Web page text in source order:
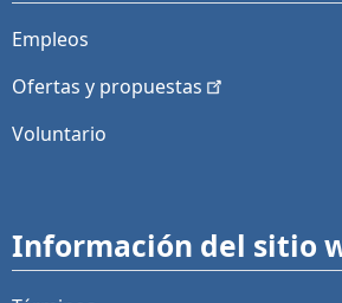
Empleos
Ofertas y propuestas
Voluntario
Información del sitio